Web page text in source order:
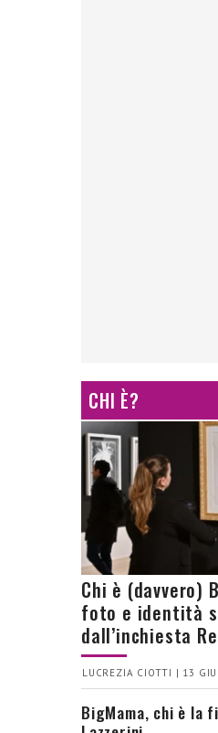
CHI È?
Chi è (davvero)
foto e identità
dall’inchiesta
LUCREZIA CIOTTI | 13
BigMama, chi è la